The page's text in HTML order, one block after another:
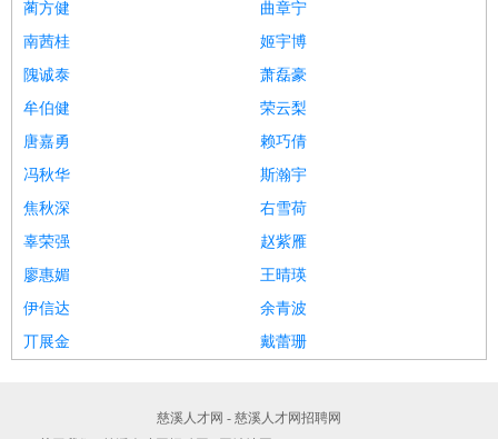
蔺方健
曲章宁
南茜桂
姬宇博
隗诚泰
萧磊豪
牟伯健
荣云梨
唐嘉勇
赖巧倩
冯秋华
斯瀚宇
焦秋深
右雪荷
辜荣强
赵紫雁
廖惠媚
王晴瑛
伊信达
余青波
丌展金
戴蕾珊
慈溪人才网 - 慈溪人才网招聘网